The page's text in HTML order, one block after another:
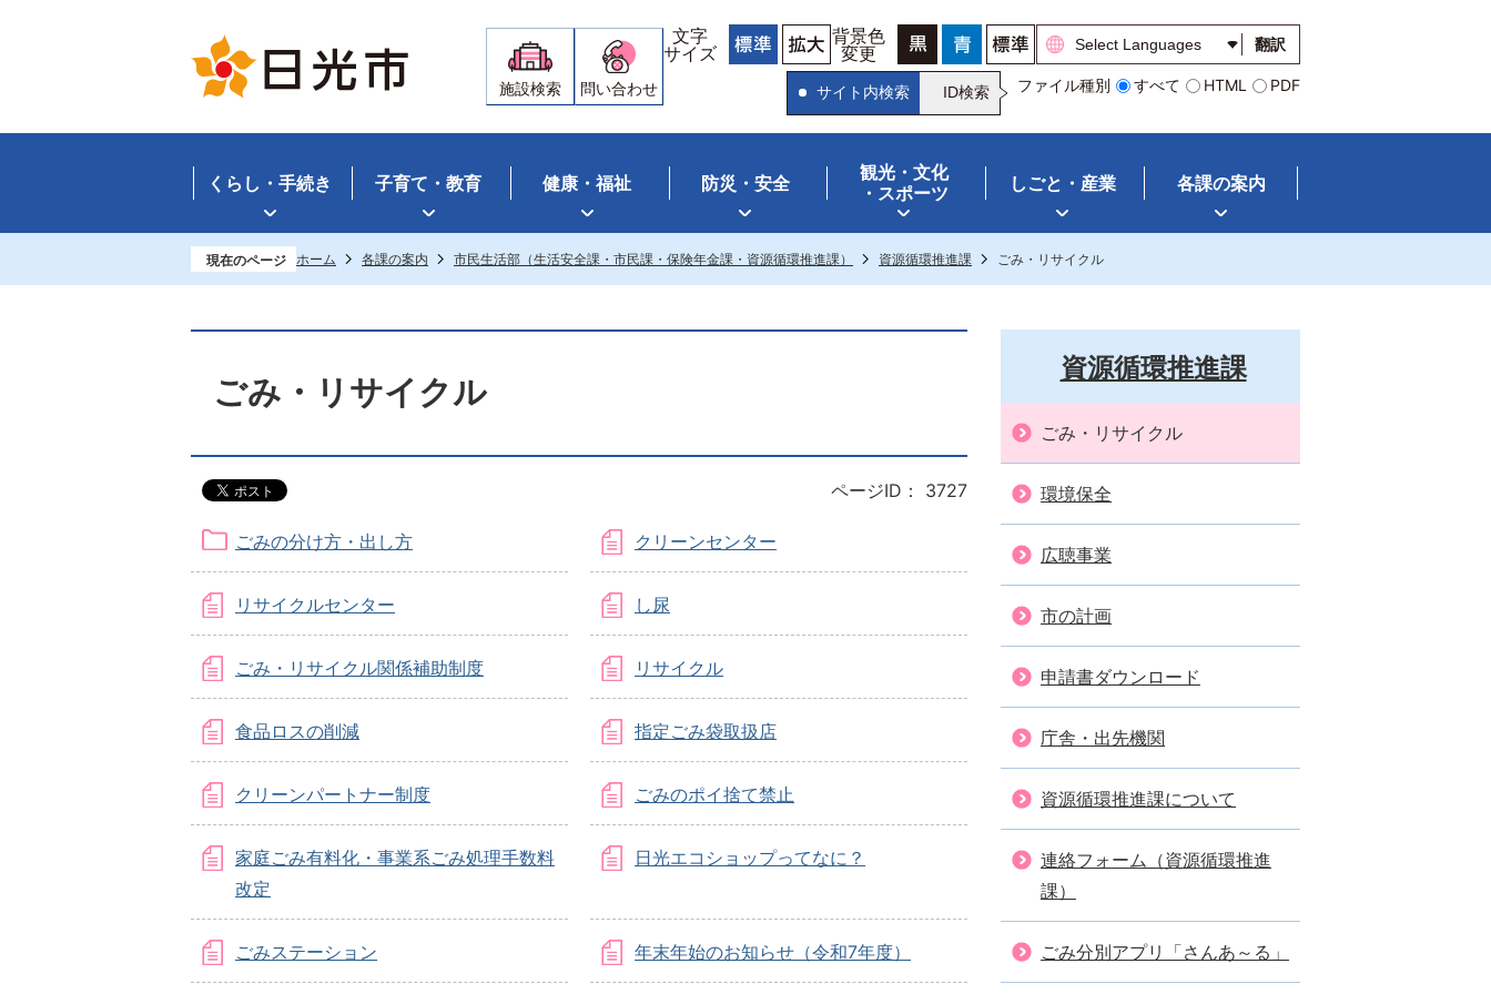
施設検索 問い合わせ
文字
サイズ
背景色
変更
翻訳
サイト内検索 ID検索 ファイル種別 すべて HTML PDF
くらし・手続き 子育て・教育 健康・福祉 防災・安全
観光・文化
・スポーツ
しごと・産業 各課の案内
現在のページ ホーム 各課の案内 市民生活部（生活安全課・市民課・保険年金課・資源循環推進課） 資源循環推進課 ごみ・リサイクル
ごみ・リサイクル
ページID： 3727
ごみの分け方・出し方 クリーンセンター
リサイクルセンター し尿
ごみ・リサイクル関係補助制度 リサイクル
食品ロスの削減 指定ごみ袋取扱店
クリーンパートナー制度 ごみのポイ捨て禁止
家庭ごみ有料化・事業系ごみ処理手数料
改定
日光エコショップってなに？
ごみステーション 年末年始のお知らせ（令和7年度）
資源循環推進課
ごみ・リサイクル
環境保全
広聴事業
市の計画
申請書ダウンロード
庁舎・出先機関
資源循環推進課について
連絡フォーム（資源循環推進
課）
ごみ分別アプリ「さんあ～る」